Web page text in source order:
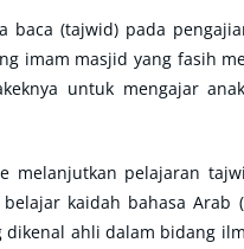
baca (tajwid) pada
imam masjid yang fasih
untuk mengajar
melanjutkan pelajaran
belajar kaidah bahasa
dikenal ahli dalam bidang